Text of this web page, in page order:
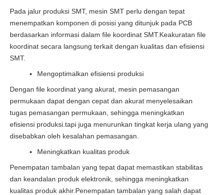
Pada jalur produksi SMT, mesin SMT perlu dengan tepat
menempatkan komponen di posisi yang ditunjuk pada PCB
berdasarkan informasi dalam file koordinat SMT.Keakuratan file
koordinat secara langsung terkait dengan kualitas dan efisiensi
SMT.
Mengoptimalkan efisiensi produksi
Dengan file koordinat yang akurat, mesin pemasangan
permukaan dapat dengan cepat dan akurat menyelesaikan
tugas pemasangan permukaan, sehingga meningkatkan
efisiensi produksi.tapi juga menurunkan tingkat kerja ulang yang
disebabkan oleh kesalahan pemasangan.
Meningkatkan kualitas produk
Penempatan tambalan yang tepat dapat memastikan stabilitas
dan keandalan produk elektronik, sehingga meningkatkan
kualitas produk akhir.Penempatan tambalan yang salah dapat